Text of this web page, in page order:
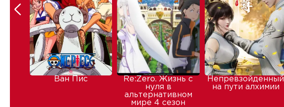
Ван Пис
Re:Zero. Жизнь с
нуля в
альтернативном
мире 4 сезон
Непревзойденный
на пути алхимии